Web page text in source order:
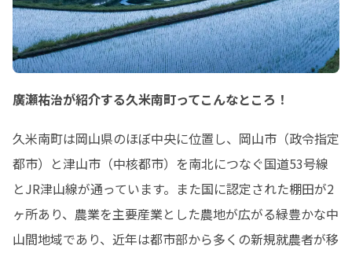
廣瀬祐治が紹介する久米南町ってこんなところ！
久米南町は岡山県のほぼ中央に位置し、岡山市（政令指定
都市）と津山市（中核都市）を南北につなぐ国道53号線
とJR津山線が通っています。また国に認定された棚田が2
ヶ所あり、農業を主要産業とした農地が広がる緑豊かな中
山間地域であり、近年は都市部から多くの新規就農者が移